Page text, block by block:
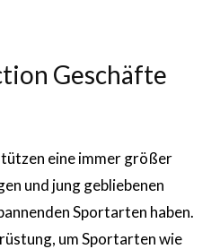
Geschäfte
eine immer größer
und jung gebliebenen
Sportarten haben.
um Sportarten wie